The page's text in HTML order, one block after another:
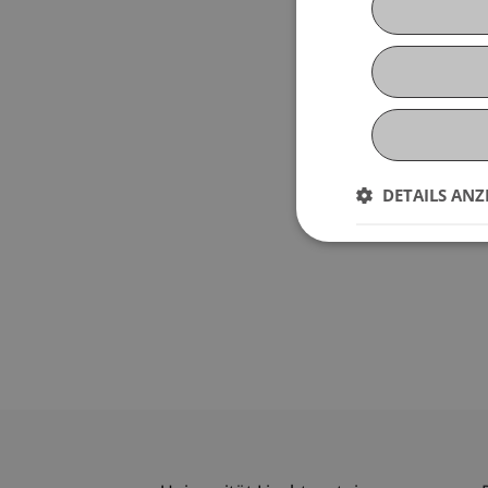
DETAILS